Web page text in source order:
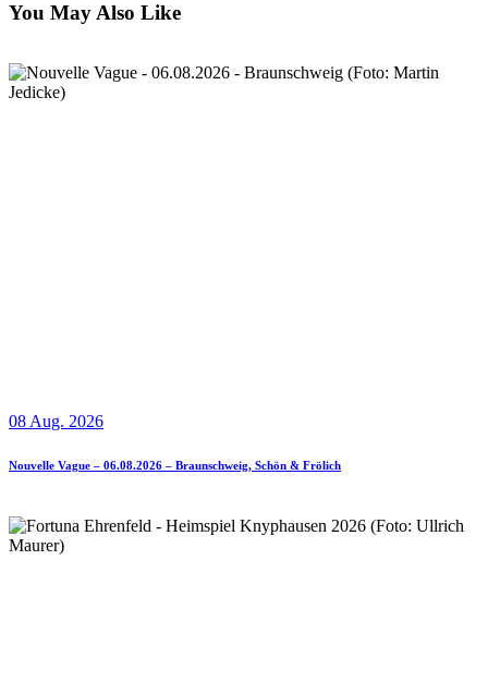
You May Also Like
08 Aug. 2026
Nouvelle Vague – 06.08.2026 – Braunschweig, Schön & Frölich